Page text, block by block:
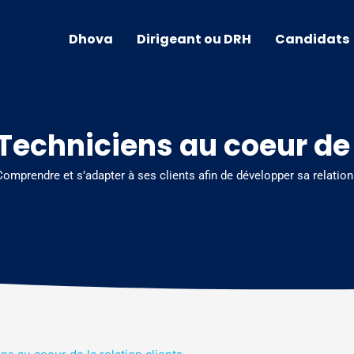
Dhova Dirigeant ou DRH Candidats
au coeur
et s’adapter à ses clients afin de développer sa